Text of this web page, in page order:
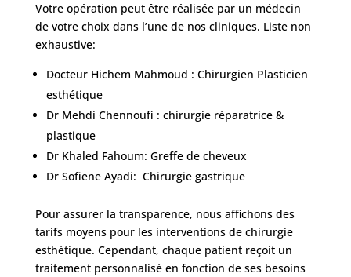
Votre opération peut être réalisée par un médecin
de votre choix dans l’une de nos cliniques. Liste non
exhaustive:
Docteur Hichem Mahmoud : Chirurgien Plasticien
esthétique
Dr Mehdi Chennoufi : chirurgie réparatrice &
plastique
Dr Khaled Fahoum: Greffe de cheveux
Dr Sofiene Ayadi: Chirurgie gastrique
Pour assurer la transparence, nous affichons des
tarifs moyens pour les interventions de chirurgie
esthétique. Cependant, chaque patient reçoit un
traitement personnalisé en fonction de ses besoins